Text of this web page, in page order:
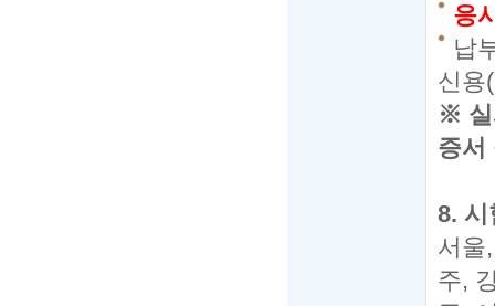
응
납
신용(
※
증서
8. 시
서울
주,